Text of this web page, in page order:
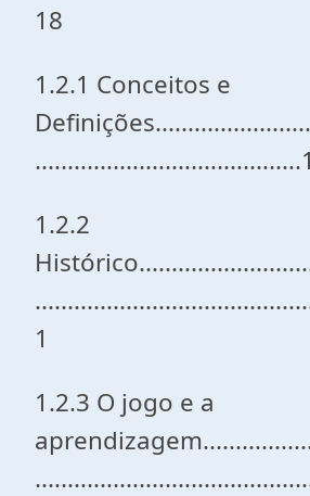
18
1.2.1 Conceitos e
1.2.2
1
1.2.3 O jogo e a